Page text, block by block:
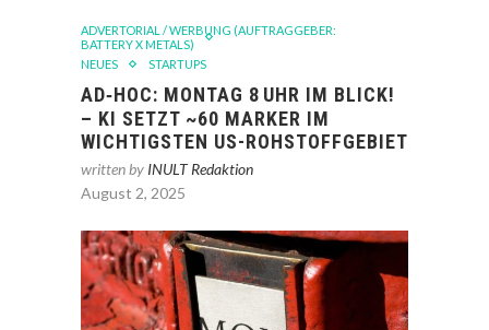
ADVERTORIAL / WERBUNG (AUFTRAGGEBER:
BATTERY X METALS)
NEUES
STARTUPS
AD‑HOC: MONTAG 8 UHR IM BLICK!
– KI SETZT ~60 MARKER IM
WICHTIGSTEN US-ROHSTOFFGEBIET
written by INULT Redaktion
August 2, 2025